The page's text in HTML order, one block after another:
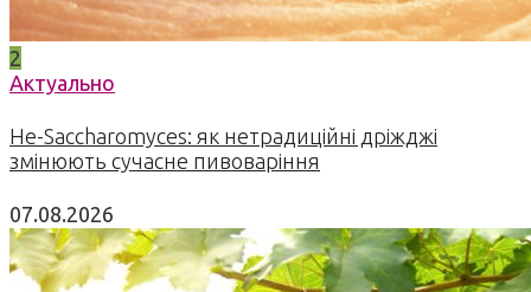
2
Актуально
Не-Saccharomyces: як нетрадиційні дріжджі
змінюють сучасне пивоваріння
07.08.2026